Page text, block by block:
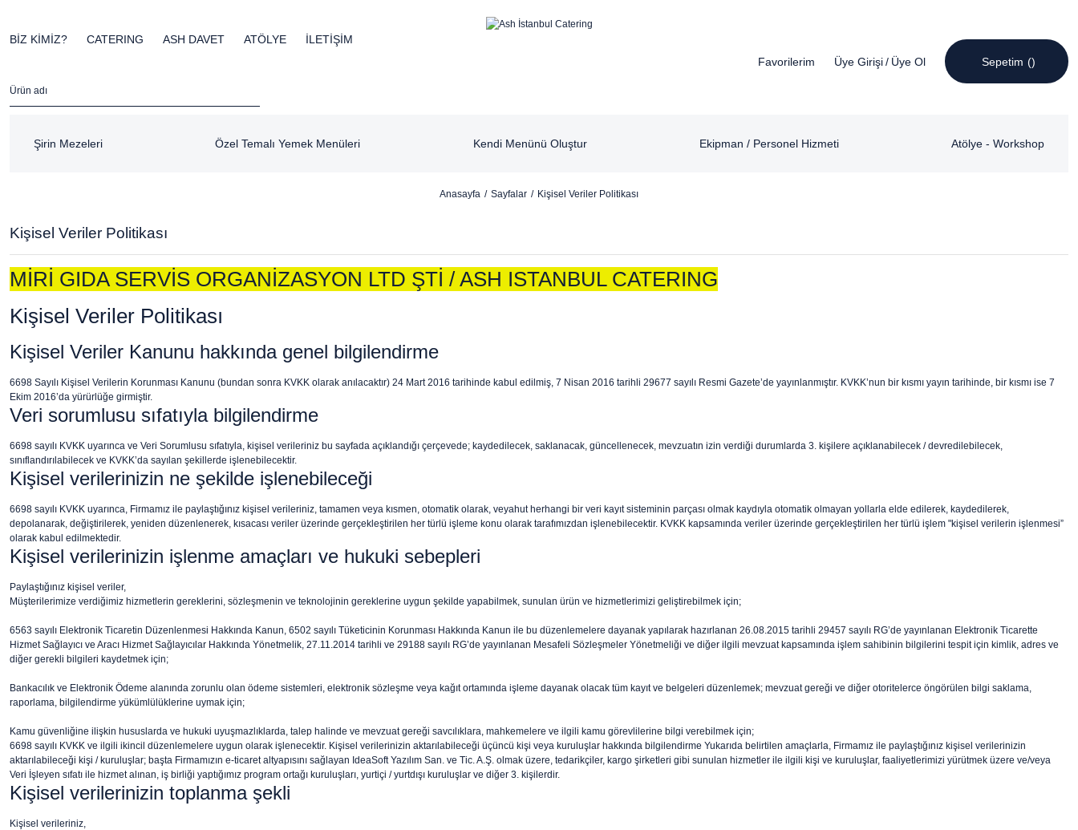
BİZ KİMİZ? CATERING ASH DAVET ATÖLYE
İLETİŞİM
Favorilerim
Üye Girişi/ Üye Ol Sepetim
Şirin Mezeleri Özel Temalı Yemek Menüleri Kendi Menünü Oluştur Ekipman / Personel Hizmeti Atölye - Workshop
Anasayfa Sayfalar Kişisel Veriler Politikası
Kişisel Veriler Politikası
MİRİ GIDA SERVİS ORGANİZASYON LTD ŞTİ / ASH ISTANBUL CATERING
Kişisel Veriler Politikası
Kişisel Veriler Kanunu hakkında genel bilgilendirme
6698 Sayılı Kişisel Verilerin Korunması Kanunu (bundan sonra KVKK olarak anılacaktır) 24 Mart 2016 tarihinde kabul edilmiş, 7 Nisan 2016 tarihli 29677 sayılı Resmi Gazete’de yayınlanmıştır. KVKK’nun bir kısmı yayın tarihinde, bir kısmı ise 7
Ekim 2016’da yürürlüğe girmiştir.
Veri sorumlusu sıfatıyla bilgilendirme
6698 sayılı KVKK uyarınca ve Veri Sorumlusu sıfatıyla, kişisel verileriniz bu sayfada açıklandığı çerçevede; kaydedilecek, saklanacak, güncellenecek, mevzuatın izin verdiği durumlarda 3. kişilere açıklanabilecek / devredilebilecek,
sınıflandırılabilecek ve KVKK’da sayılan şekillerde işlenebilecektir.
Kişisel verilerinizin ne şekilde işlenebileceği
6698 sayılı KVKK uyarınca, Firmamız ile paylaştığınız kişisel verileriniz, tamamen veya kısmen, otomatik olarak, veyahut herhangi bir veri kayıt sisteminin parçası olmak kaydıyla otomatik olmayan yollarla elde edilerek, kaydedilerek,
depolanarak, değiştirilerek, yeniden düzenlenerek, kısacası veriler üzerinde gerçekleştirilen her türlü işleme konu olarak tarafımızdan işlenebilecektir. KVKK kapsamında veriler üzerinde gerçekleştirilen her türlü işlem "kişisel verilerin işlenmesi”
olarak kabul edilmektedir.
Kişisel verilerinizin işlenme amaçları ve hukuki sebepleri
Paylaştığınız kişisel veriler,
Müşterilerimize verdiğimiz hizmetlerin gereklerini, sözleşmenin ve teknolojinin gereklerine uygun şekilde yapabilmek, sunulan ürün ve hizmetlerimizi geliştirebilmek için;
6563 sayılı Elektronik Ticaretin Düzenlenmesi Hakkında Kanun, 6502 sayılı Tüketicinin Korunması Hakkında Kanun ile bu düzenlemelere dayanak yapılarak hazırlanan 26.08.2015 tarihli 29457 sayılı RG’de yayınlanan Elektronik Ticarette
Hizmet Sağlayıcı ve Aracı Hizmet Sağlayıcılar Hakkında Yönetmelik, 27.11.2014 tarihli ve 29188 sayılı RG’de yayınlanan Mesafeli Sözleşmeler Yönetmeliği ve diğer ilgili mevzuat kapsamında işlem sahibinin bilgilerini tespit için kimlik, adres ve
diğer gerekli bilgileri kaydetmek için;
Bankacılık ve Elektronik Ödeme alanında zorunlu olan ödeme sistemleri, elektronik sözleşme veya kağıt ortamında işleme dayanak olacak tüm kayıt ve belgeleri düzenlemek; mevzuat gereği ve diğer otoritelerce öngörülen bilgi saklama,
raporlama, bilgilendirme yükümlülüklerine uymak için;
Kamu güvenliğine ilişkin hususlarda ve hukuki uyuşmazlıklarda, talep halinde ve mevzuat gereği savcılıklara, mahkemelere ve ilgili kamu görevlilerine bilgi verebilmek için;
6698 sayılı KVKK ve ilgili ikincil düzenlemelere uygun olarak işlenecektir. Kişisel verilerinizin aktarılabileceği üçüncü kişi veya kuruluşlar hakkında bilgilendirme Yukarıda belirtilen amaçlarla, Firmamız ile paylaştığınız kişisel verilerinizin
aktarılabileceği kişi / kuruluşlar; başta Firmamızın e-ticaret altyapısını sağlayan IdeaSoft Yazılım San. ve Tic. A.Ş. olmak üzere, tedarikçiler, kargo şirketleri gibi sunulan hizmetler ile ilgili kişi ve kuruluşlar, faaliyetlerimizi yürütmek üzere ve/veya
Veri İşleyen sıfatı ile hizmet alınan, iş birliği yaptığımız program ortağı kuruluşları, yurtiçi / yurtdışı kuruluşlar ve diğer 3. kişilerdir.
Kişisel verilerinizin toplanma şekli
Kişisel verileriniz,